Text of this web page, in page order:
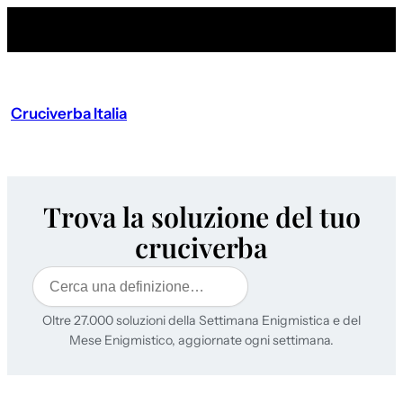
Cruciverba Italia
Trova la soluzione del tuo
cruciverba
Cerca
Oltre 27.000 soluzioni della Settimana Enigmistica e del
Mese Enigmistico, aggiornate ogni settimana.